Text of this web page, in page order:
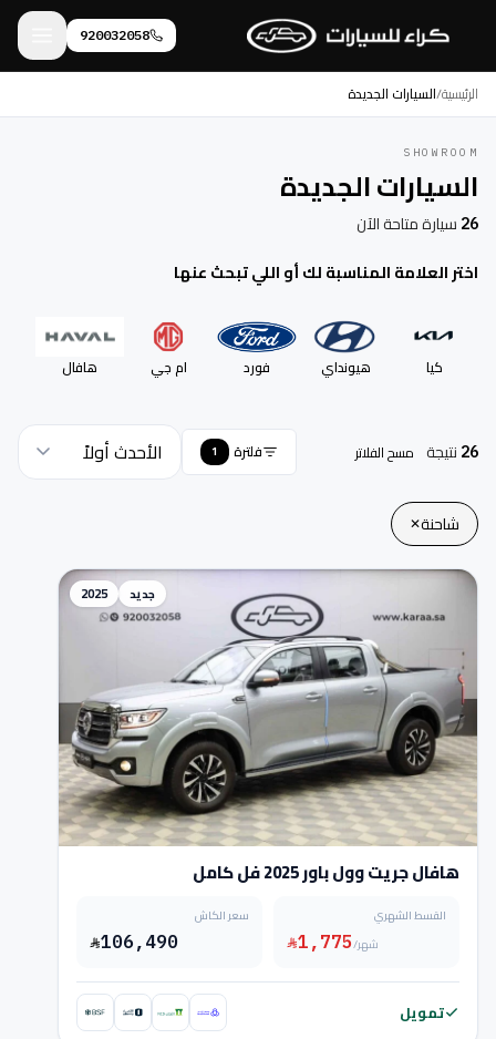
920032058
الرئيسية/السيارات الجديدة
SHOWROOM
السيارات الجديدة
26 سيارة متاحة الآن
اختر العلامة المناسبة لك أو اللي تبحث عنها
كيا هيونداي فورد ام جي هافال
26 نتيجة مسح الفلاتر فلترة 1
شاحنة✕
جديد 2025
هافال جريت وول باور 2025 فل كامل
القسط الشهري
1,775 /شهر
سعر الكاش
106,490
تمويل